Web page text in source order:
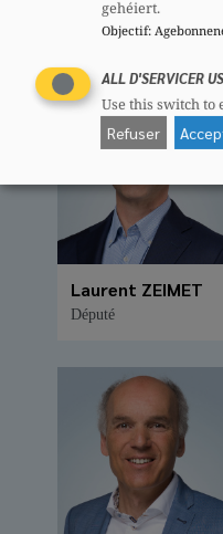
mandataires sur
Laurent ZEIMET
Député
gehéiert.
Objectif:
ALL D'SERVICER
Use this switch to
Refuser